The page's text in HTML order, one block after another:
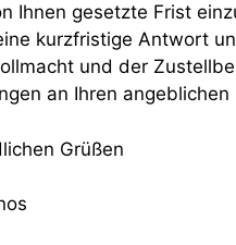
Ihnen gesetzte Frist
kurzfristige Antwort
und der
an Ihren
Grüßen